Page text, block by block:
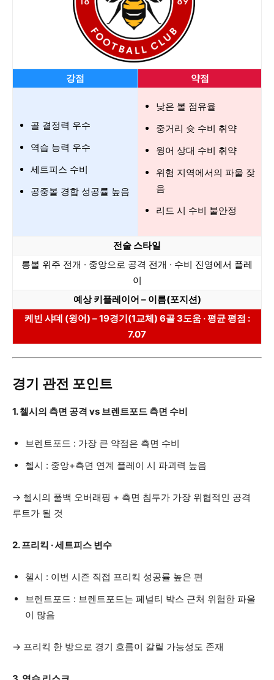
강점 약점
골 결정력 우수
역습 능력 우수
세트피스 수비
공중볼 경합 성공률 높음
낮은 볼 점유율
중거리 슛 수비 취약
윙어 상대 수비 취약
위험 지역에서의 파울 잦
음
리드 시 수비 불안정
전술 스타일
롱볼 위주 전개 · 중앙으로 공격 전개 · 수비 진영에서 플레
이
예상 키플레이어 – 이름(포지션)
케빈 샤데 (윙어) – 19경기(1교체) 6골 3도움 · 평균 평점 :
7.07
경기 관전 포인트
1. 첼시의 측면 공격 vs 브렌트포드 측면 수비
브렌트포드 : 가장 큰 약점은 측면 수비
첼시 : 중앙+측면 연계 플레이 시 파괴력 높음
→ 첼시의 풀백 오버래핑 + 측면 침투가 가장 위협적인 공격
루트가 될 것
2. 프리킥 · 세트피스 변수
첼시 : 이번 시즌 직접 프리킥 성공률 높은 편
브렌트포드 : 브렌트포드는 페널티 박스 근처 위험한 파울
이 많음
→ 프리킥 한 방으로 경기 흐름이 갈릴 가능성도 존재